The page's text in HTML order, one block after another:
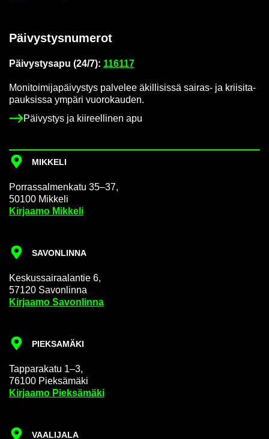
Päi­vys­tys­nu­me­rot
Päi­vys­tys­a­pu (24/7): 116117
Mo­ni­toi­mi­ja­päi­vys­tys pal­ve­lee äkil­li­sis­sä sairas-​ ja krii­si­ta­
pauk­sis­sa ym­pä­ri vuo­ro­kau­den.
Päi­vys­tys ja kii­reel­li­nen apu
MIK­KE­LI
Por­ras­sal­men­ka­tu 35–37,
50100 Mik­ke­li
Kir­jaa­mo Mik­ke­li
SA­VON­LIN­NA
Kes­kus­sai­raa­lan­tie 6,
57120 Sa­von­lin­na
Kir­jaa­mo Sa­von­lin­na
PIEK­SA­MÄ­KI
Tap­pa­ra­ka­tu 1–3,
76100 Piek­sä­mä­ki
Kir­jaa­mo Piek­sä­mä­ki
VAA­LI­JA­LA